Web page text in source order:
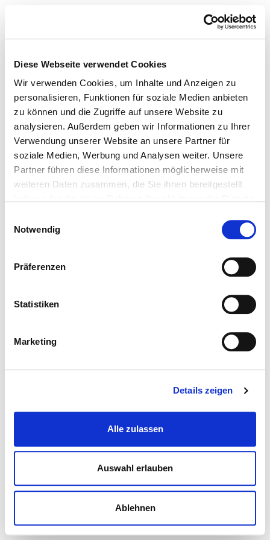
Diese Webseite verwendet Cookies
Wir verwenden Cookies, um Inhalte und Anzeigen zu
personalisieren, Funktionen für soziale Medien anbieten
zu können und die Zugriffe auf unsere Website zu
analysieren. Außerdem geben wir Informationen zu Ihrer
Verwendung unserer Website an unsere Partner für
soziale Medien, Werbung und Analysen weiter. Unsere
Partner führen diese Informationen möglicherweise mit
weiteren Daten zusammen, die Sie ihnen bereitgestellt
Notwendig
Präferenzen
Statistiken
Marketing
Details zeigen
Alle zulassen
Auswahl erlauben
Ablehnen